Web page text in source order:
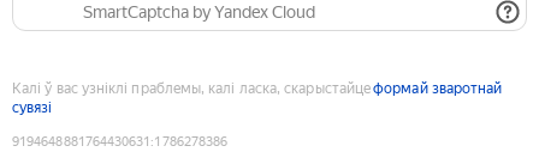
SmartCaptcha by Yandex Cloud
Калі ў вас узніклі праблемы, калі ласка, скарыстайцеформай зваротнай
сувязі
9194648881764430631 :1786278386